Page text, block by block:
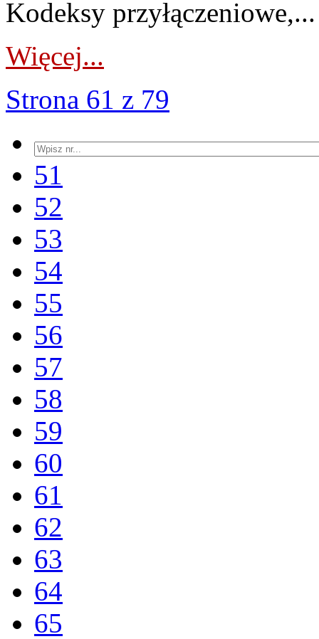
Kodeksy przyłączeniowe,...
Więcej...
Strona 61 z 79
51
52
53
54
55
56
57
58
59
60
61
62
63
64
65